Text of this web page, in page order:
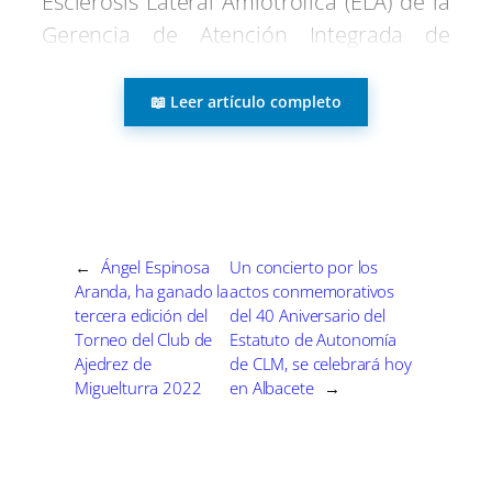
n n n n n
Gerencia de Atención Integrada de
Darias estará acompañada en la visita
Ministerio de Sanidad en un
comunicado.
La ministra mantendrá un encuentro con
profesionales del grupo
📖 Leer artículo completo
← Ángel Espinosa
Aranda, ha ganado la
tercera edición del
Torneo del Club de
Ajedrez de
Miguelturra 2022
Un concierto por los
actos conmemorativos
del 40 Aniversario del
Estatuto de Autonomía
de CLM, se celebrará hoy
en Albacete
→